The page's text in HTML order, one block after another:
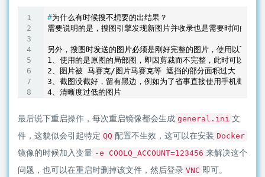
#为什么有时候搜不想要的出结果？
需要说明的是，搜图引擎发现新图片并收录也是需要时间的，
另外，搜图时发送的图片必须是刚好完整的图片，使用以下几
1、使用的是原图的局部图，即因剪裁而不完整，此时可以尝
2、图片被 马赛克/图片马赛克等 遮挡的部分面积过大
3、截图没截好，留有黑边，例如为了省事直接使用手机截屏
最后说下重启操作，每次重启镜像都会生成 general.ini 文
件，这貌似会引起特定 QQ 配置不生效，这可以在安装 Docker
镜像的时候加入变量 -e COOLQ_ACCOUNT=123456 来解决这个
问题，也可以在重启时删掉该文件，然后登录 VNC 即可。